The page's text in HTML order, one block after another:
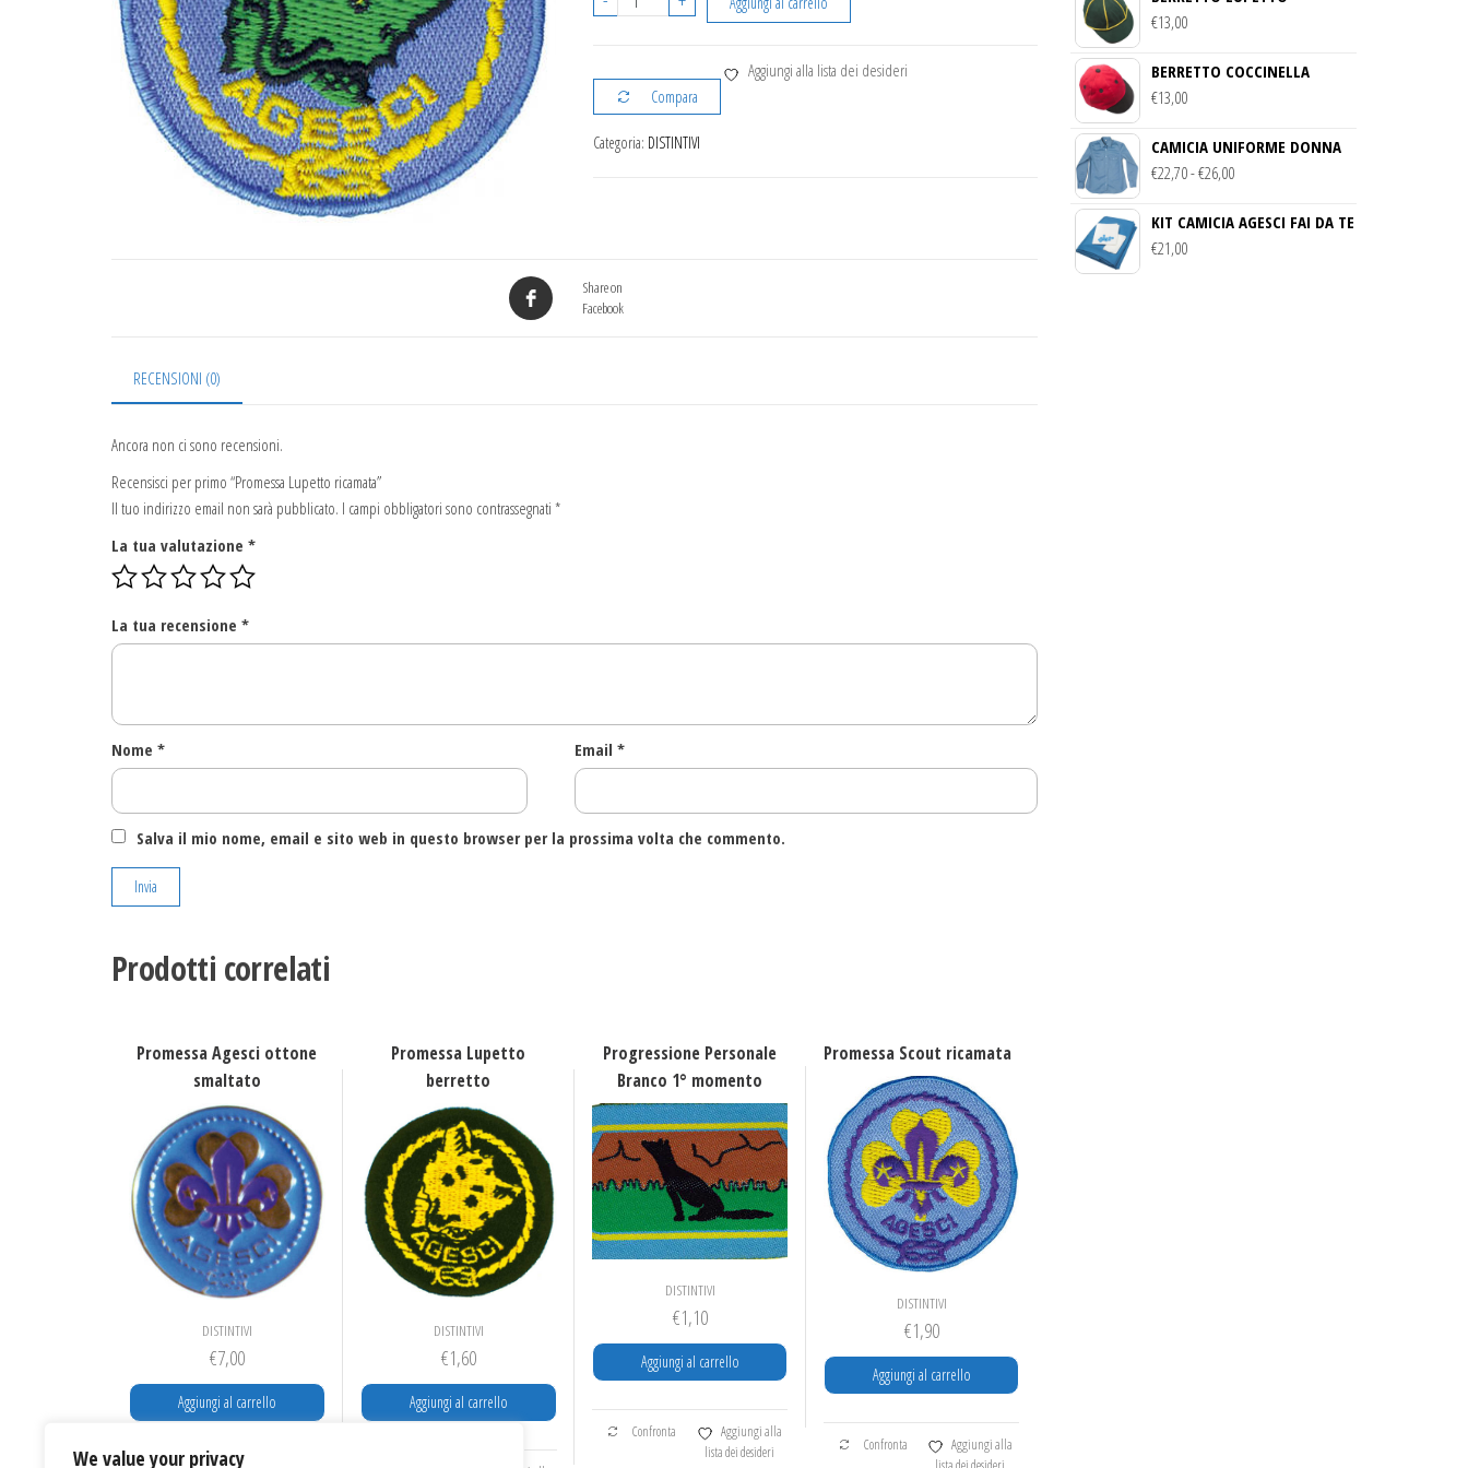
We value your privacy
Lupetto
quantità
Aggiungi alla lista dei desideri
Compara
Categoria: DISTINTIVI
Share on
Facebook
RECENSIONI (0)
Ancora non ci sono recensioni.
Recensisci per primo “Promessa Lupetto ricamata”
Il tuo indirizzo email non sarà pubblicato. I campi obbligatori sono contrassegnati *
La tua valutazione *
La tua recensione *
Nome * Email *
Salva il mio nome, email e sito web in questo browser per la prossima volta che commento.
Prodotti correlati
Promessa Agesci ottone
smaltato
DISTINTIVI
€7,00
Aggiungi al carrello
Promessa Lupetto
berretto
DISTINTIVI
€1,60
Aggiungi al carrello
Progressione Personale
Branco 1° momento
DISTINTIVI
€1,10
Aggiungi al carrello
Confronta
Aggiungi alla
lista dei desideri
Promessa Scout ricamata
DISTINTIVI
€1,90
Aggiungi al carrello
Confronta
Aggiungi alla
A
€13,00
BERRETTO COCCINELLA
€13,00
CAMICIA UNIFORME DONNA
€22,70-€26,00FASCIA
PREZZO:
KIT CAMICIA AGESCI FAI DA TE
€21,00